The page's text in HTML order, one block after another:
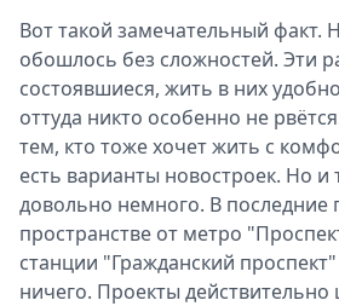
Вот такой замечательный факт.
обошлось без сложностей. Эти
состоявшиеся, жить в них
оттуда никто особенно не
тем, кто тоже хочет жить с
есть варианты новостроек. Но и
довольно немного. В последние
пространстве от метро
станции "Гражданский
ничего. Проекты